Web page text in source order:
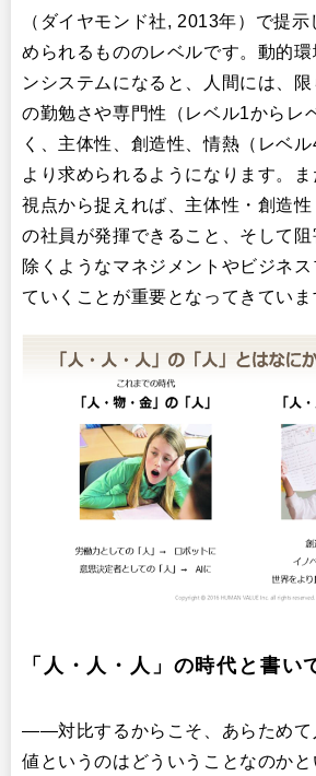
（ダイヤモンド社, 2013年）で提
められるもののレベルです。動的
ンシステムになると、人間には、
の勤勉さや専門性（レベル1からレ
く、主体性、創造性、情熱（レベ
より求められるようになります。
視点から捉えれば、主体性・創造性
の社員が発揮できること、そして阻
除くようなマネジメントやビジネ
ていくことが重要となってきていま
「人・人・人」の時代と書い
――対比するからこそ、あらためて
値というのはどういうことなのか